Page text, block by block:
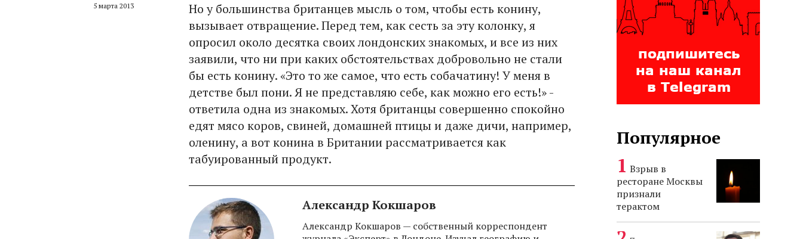
5 марта 2013
Но у большинства британцев мысль о том, чтобы есть конину,
вызывает отвращение. Перед тем, как сесть за эту колонку, я
опросил около десятка своих лондонских знакомых, и все из них
заявили, что ни при каких обстоятельствах добровольно не стали
бы есть конину. «Это то же самое, что есть собачатину! У меня в
детстве был пони. Я не представляю себе, как можно его есть!» -
ответила одна из знакомых. Хотя британцы совершенно спокойно
едят мясо коров, свиней, домашней птицы и даже дичи, например,
оленину, а вот конина в Британии рассматривается как
табуированный продукт.
Александр Кокшаров
Александр Кокшаров — собственный корреспондент
Популярное
Взрыв в
ресторане Москвы
признали
терактом